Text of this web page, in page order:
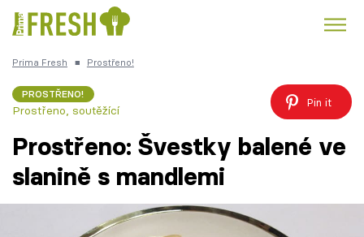
Česká kuchyně
Prima Fresh ■ Prostřeno!
PROSTŘENO!
Prostřeno, soutěžící
Pin it
Prostřeno: Švestky balené ve
slanině s mandlemi